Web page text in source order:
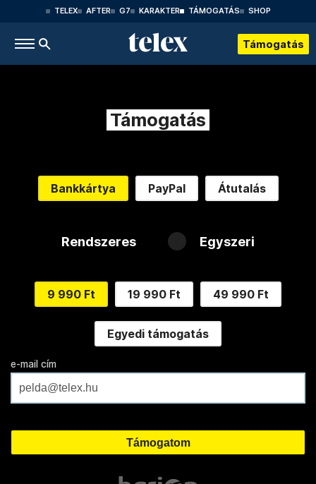
TELEX AFTER G7 KARAKTER TÁMOGATÁS SHOP
Támogatás
Támogatás
Bankkártya PayPal Átutalás
Rendszeres Egyszeri
9 990 Ft 19 990 Ft 49 990 Ft
Egyedi támogatás
e-mail cím